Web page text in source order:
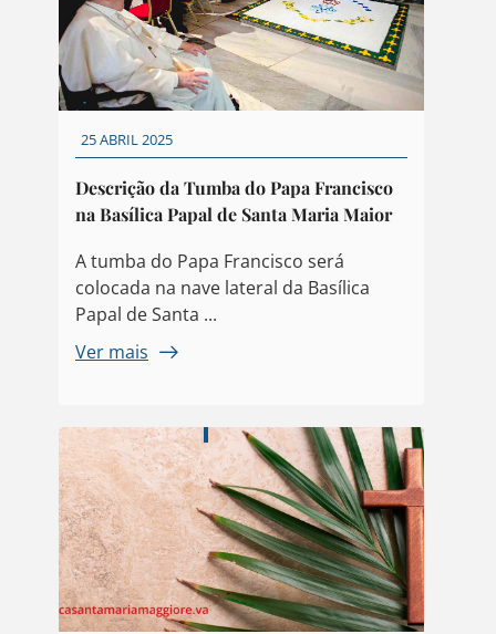
25 ABRIL 2025
Descrição da Tumba do Papa Francisco
na Basílica Papal de Santa Maria Maior
A tumba do Papa Francisco será
colocada na nave lateral da Basílica
Papal de Santa ...
Ver mais